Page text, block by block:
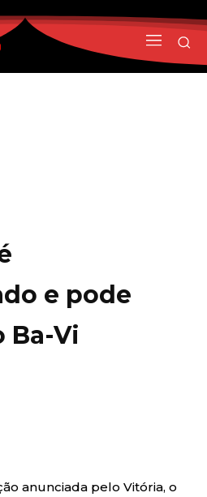
e pode
Ba-Vi
anunciada pelo Vitória, o